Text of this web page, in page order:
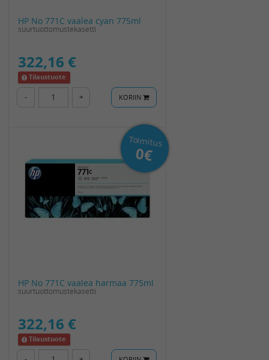
HP No 771C vaalea cyan 775ml
suurtuottomustekasetti
322,16 €
Tilaustuote
- + KORIIN
Toimitus
0€
HP No 771C vaalea harmaa 775ml
suurtuottomustekasetti
322,16 €
Tilaustuote